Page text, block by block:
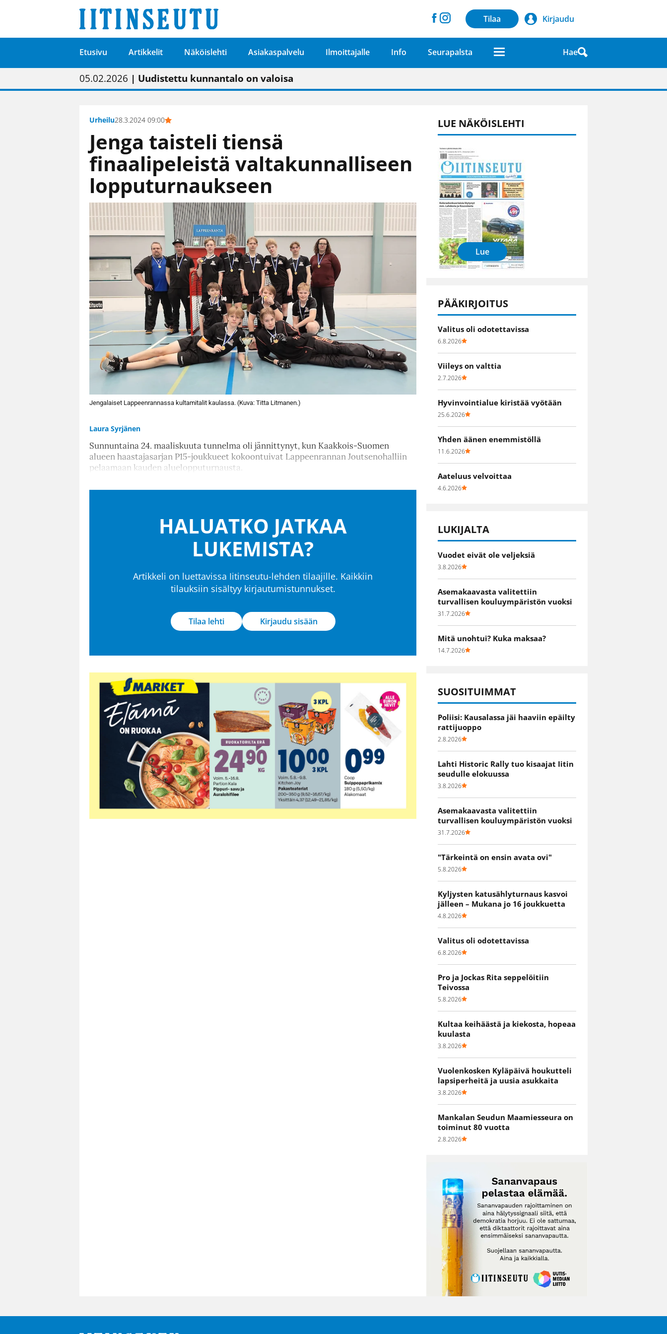
Tilaa Kirjaudu
Etusivu Artikkelit Näköislehti Asiakaspalvelu Ilmoittajalle Info Seurapalsta Hae
01.02.2026 | Painon vaihtumisen pitäisi näkyä hieman parempana painojäljen laatuna lehdessä
05.02.2026 | Uudistettu kunnantalo on valoisa
23.04.2026 | “Olemme käynnistämässä uudelleen keskustavisiotyön”
09.05.2026| "Maalla on totuttu elämään omavaraisemmin kuin kaupungissa"
Urheilu28.3.2024 09:00
Jenga taisteli tiensä
finaalipeleistä valtakunnalliseen
lopputurnaukseen
Jengalaiset Lappeenrannassa kultamitalit kaulassa. (Kuva: Titta Litmanen.)
Laura Syrjänen
Sunnuntaina 24. maaliskuuta tunnelma oli jännittynyt, kun Kaakkois-Suomen
alueen haastajasarjan P15-joukkueet kokoontuivat Lappeenrannan Joutsenohalliin
pelaamaan kauden aluelopputurnausta.
HALUATKO JATKAA
LUKEMISTA?
Artikkeli on luettavissa Iitinseutu-lehden tilaajille. Kaikkiin
tilauksiin sisältyy kirjautumistunnukset.
Tilaa lehti Kirjaudu sisään
LUE NÄKÖISLEHTI
Lue
PÄÄKIRJOITUS
Valitus oli odotettavissa
6.8.2026
Viileys on valttia
2.7.2026
Hyvinvointialue kiristää vyötään
25.6.2026
Yhden äänen enemmistöllä
11.6.2026
Aateluus velvoittaa
4.6.2026
LUKIJALTA
Vuodet eivät ole veljeksiä
3.8.2026
Asemakaavasta valitettiin
turvallisen kouluympäristön vuoksi
31.7.2026
Mitä unohtui? Kuka maksaa?
14.7.2026
SUOSITUIMMAT
Poliisi: Kausalassa jäi haaviin epäilty
rattijuoppo
2.8.2026
Lahti Historic Rally tuo kisaajat Iitin
seudulle elokuussa
3.8.2026
Asemakaavasta valitettiin
turvallisen kouluympäristön vuoksi
31.7.2026
"Tärkeintä on ensin avata ovi"
5.8.2026
Kyljysten katusählyturnaus kasvoi
jälleen – Mukana jo 16 joukkuetta
4.8.2026
Valitus oli odotettavissa
6.8.2026
Pro ja Jockas Rita seppelöitiin
Teivossa
5.8.2026
Kultaa keihäästä ja kiekosta, hopeaa
kuulasta
3.8.2026
Vuolenkosken Kyläpäivä houkutteli
lapsiperheitä ja uusia asukkaita
3.8.2026
Mankalan Seudun Maamiesseura on
toiminut 80 vuotta
2.8.2026